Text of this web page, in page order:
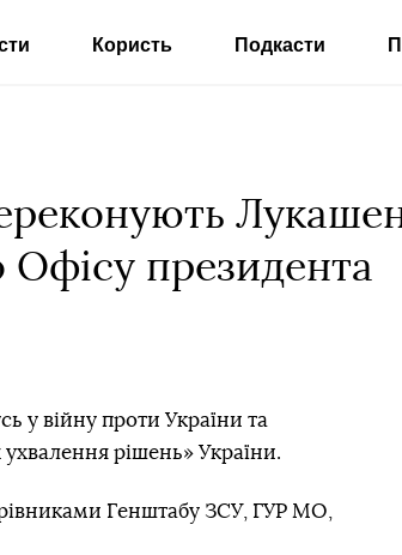
Користь Подкасти
Офісу президента
у війну проти України та
рішень» України.
Генштабу ЗСУ, ГУР МО,